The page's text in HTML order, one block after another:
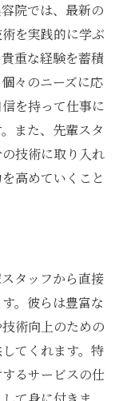
院では、最新の
を実践的に学ぶ
重な経験を蓄積
々のニーズに応
を持って仕事に
また、先輩スタ
技術に取り入れ
高めていくこと
タッフから直接
。彼らは豊富な
術向上のための
てくれます。特
るサービスの仕